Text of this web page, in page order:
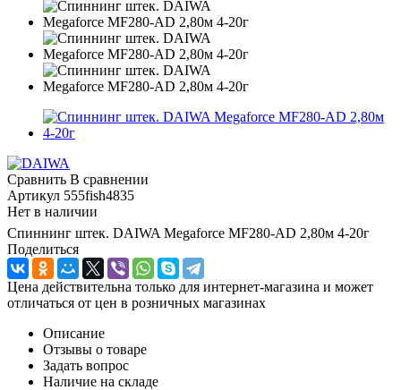
Сравнить В сравнении
Артикул 555fish4835
Нет в наличии
Спиннинг штек. DAIWA Megaforce MF280-AD 2,80м 4-20г
Поделиться
Цена действительна только для интернет-магазина и может
отличаться от цен в розничных магазинах
Описание
Отзывы о товаре
Задать вопрос
Наличие на складе